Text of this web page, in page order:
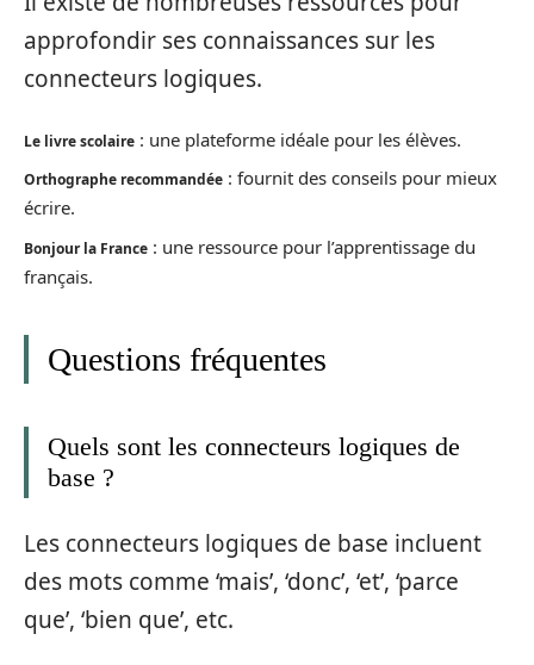
approfondir ses connaissances sur les
connecteurs logiques.
Le livre scolaire : une plateforme idéale pour les élèves.
Orthographe recommandée : fournit des conseils pour mieux
écrire.
Bonjour la France : une ressource pour l’apprentissage du
français.
Questions fréquentes
Quels sont les connecteurs logiques de
base ?
Les connecteurs logiques de base incluent
des mots comme ‘mais’, ‘donc’, ‘et’, ‘parce
que’, ‘bien que’, etc.